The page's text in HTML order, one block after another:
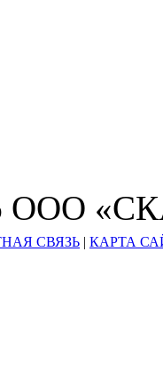
ООО
СВЯЗЬ | КАРТА